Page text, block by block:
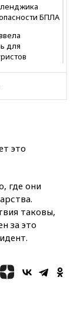
БПЛА
для
на Ильском
БПЛА,
по трассе
над
падения
это
где они
таковы,
за это